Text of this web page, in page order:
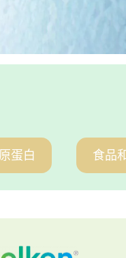
蛋白 食品